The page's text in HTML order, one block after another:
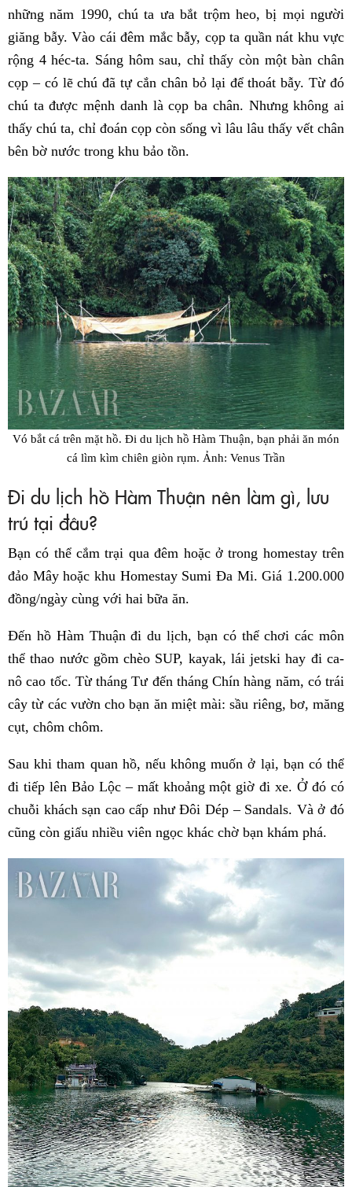
những năm 1990, chú ta ưa bắt trộm heo, bị mọi người
giăng bẫy. Vào cái đêm mắc bẫy, cọp ta quần nát khu vực
rộng 4 héc-ta. Sáng hôm sau, chỉ thấy còn một bàn chân
cọp – có lẽ chú đã tự cắn chân bỏ lại để thoát bẫy. Từ đó
chú ta được mệnh danh là cọp ba chân. Nhưng không ai
thấy chú ta, chỉ đoán cọp còn sống vì lâu lâu thấy vết chân
bên bờ nước trong khu bảo tồn.
Vó bắt cá trên mặt hồ. Đi du lịch hồ Hàm Thuận, bạn phải ăn món
cá lìm kìm chiên giòn rụm. Ảnh: Venus Trần
Đi du lịch hồ Hàm Thuận nên làm gì, lưu
trú tại đâu?
Bạn có thể cắm trại qua đêm hoặc ở trong homestay trên
đảo Mây hoặc khu Homestay Sumi Đa Mi. Giá 1.200.000
đồng/ngày cùng với hai bữa ăn.
Đến hồ Hàm Thuận đi du lịch, bạn có thể chơi các môn
thể thao nước gồm chèo SUP, kayak, lái jetski hay đi ca-
nô cao tốc. Từ tháng Tư đến tháng Chín hàng năm, có trái
cây từ các vườn cho bạn ăn miệt mài: sầu riêng, bơ, măng
cụt, chôm chôm.
Sau khi tham quan hồ, nếu không muốn ở lại, bạn có thể
đi tiếp lên Bảo Lộc – mất khoảng một giờ đi xe. Ở đó có
chuỗi khách sạn cao cấp như Đôi Dép – Sandals. Và ở đó
cũng còn giấu nhiều viên ngọc khác chờ bạn khám phá.